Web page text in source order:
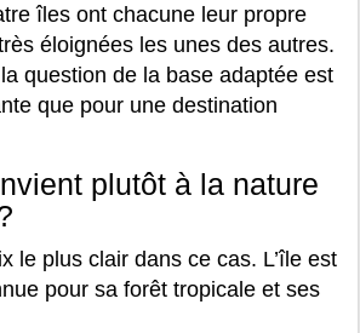
îles ont chacune leur propre
éloignées les unes des autres.
question de la base adaptée est
que pour une destination
plutôt à la nature
le plus clair dans ce cas. L’île est
pour sa forêt tropicale et ses